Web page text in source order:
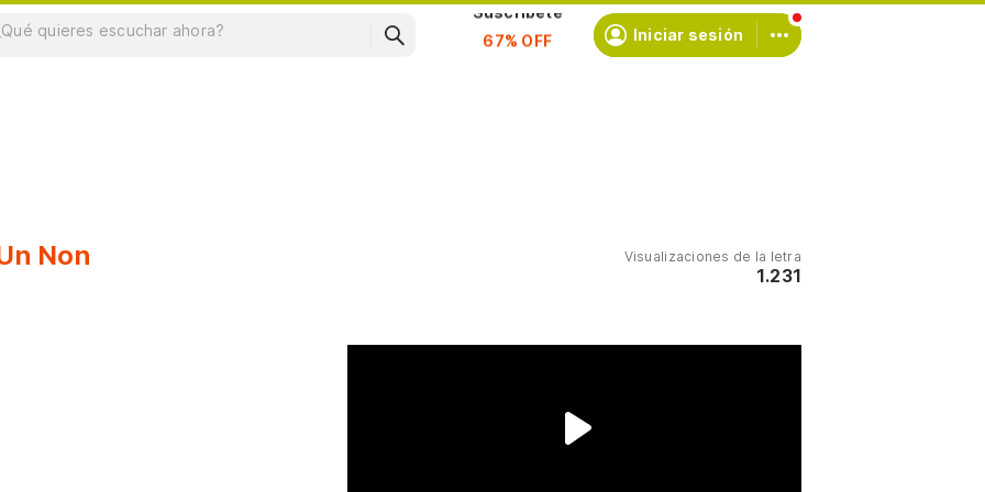
Suscríbete Iniciar sesión
Visualizaciones de la letra
1.231
Non